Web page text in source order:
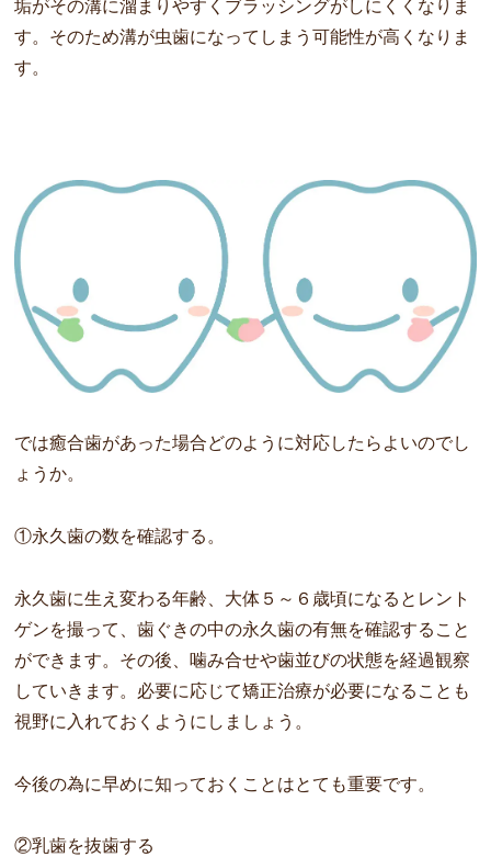
垢がその溝に溜まりやすくブラッシングがしにくくなりま
す。そのため溝が虫歯になってしまう可能性が高くなりま
す。
では癒合歯があった場合どのように対応したらよいのでし
ょうか。
①永久歯の数を確認する。
永久歯に生え変わる年齢、大体５～６歳頃になるとレント
ゲンを撮って、歯ぐきの中の永久歯の有無を確認すること
ができます。その後、噛み合せや歯並びの状態を経過観察
していきます。必要に応じて矯正治療が必要になることも
視野に入れておくようにしましょう。
今後の為に早めに知っておくことはとても重要です。
②乳歯を抜歯する